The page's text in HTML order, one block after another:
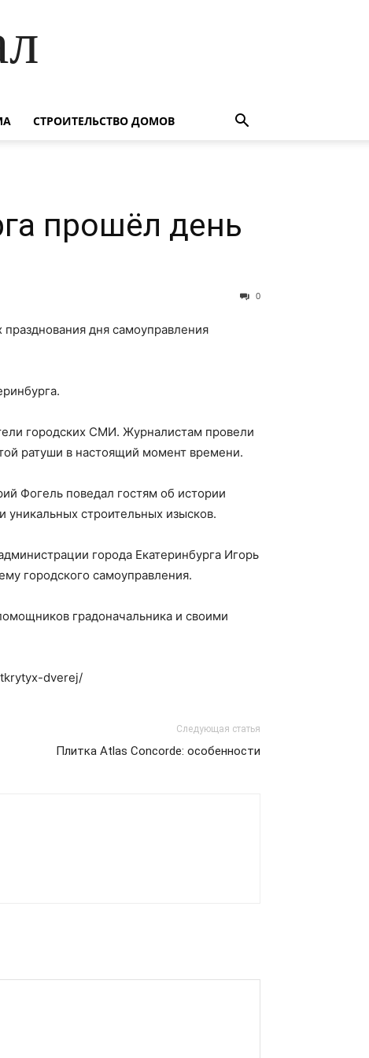
СТРОИТЕЛЬСТВО ДОМОВ
прошёл день
0
дня самоуправления
городских СМИ. Журналистам провели
ратуши в настоящий момент времени.
Фогель поведал гостям об истории
уникальных строительных изысков.
города Екатеринбурга Игорь
городского самоуправления.
градоначальника и своими
dverej/
Следующая статья
Плитка Atlas Concorde: особенности